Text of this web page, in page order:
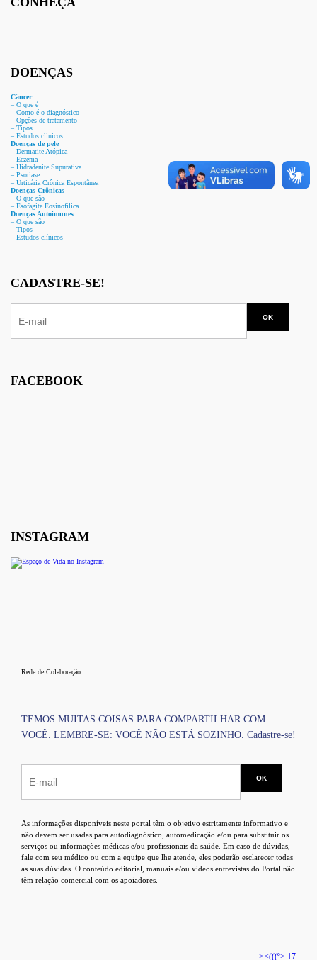
DOENÇAS
Câncer
– O que é
– Como é o diagnóstico
– Opções de tratamento
– Tipos
– Estudos clínicos
Doenças de pele
– Dermatite Atópica
– Eczema
– Hidradenite Supurativa
– Psoríase
– Urticária Crônica Espontânea
Doenças Crônicas
– O que são
– Esofagite Eosinofílica
Doenças Autoimunes
– O que são
– Tipos
– Estudos clínicos
CADASTRE-SE!
FACEBOOK
INSTAGRAM
Rede de Colaboração
TEMOS MUITAS COISAS PARA COMPARTILHAR COM
VOCÊ. LEMBRE-SE: VOCÊ NÃO ESTÁ SOZINHO. Cadastre-se!
As informações disponíveis neste portal têm o objetivo estritamente informativo e
não devem ser usadas para autodiagnóstico, automedicação e/ou para substituir os
serviços ou informações médicas e/ou profissionais da saúde. Em caso de dúvidas,
fale com seu médico ou com a equipe que lhe atende, eles poderão esclarecer todas
as suas dúvidas. O conteúdo editorial, manuais e/ou vídeos entrevistas do Portal não
têm relação comercial com os apoiadores.
><(((º> 17